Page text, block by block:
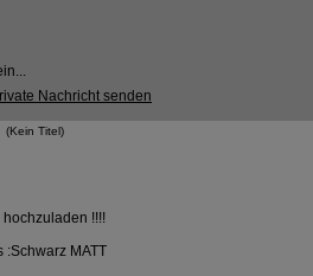
Titel)
!!!!
:Schwarz MATT